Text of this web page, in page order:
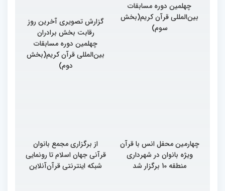
گزارش تصویری آخرین روز
رقابت بخش برادران
گزارش تصویری آخرین روز
رقابت بخش برادران
چهلمین دوره مسابقات
بین‌المللی قرآن کریم(بخش
دوم)
چهارمین محفل انس با قرآن
ویژه بانوان در شهرداری
منطقه 10 برگزار شد
از برگزاری مجمع بانوان
قرآنی جهان اسلام تا رونمایی
شبکه اینترنتی قرآن‌آنلاین